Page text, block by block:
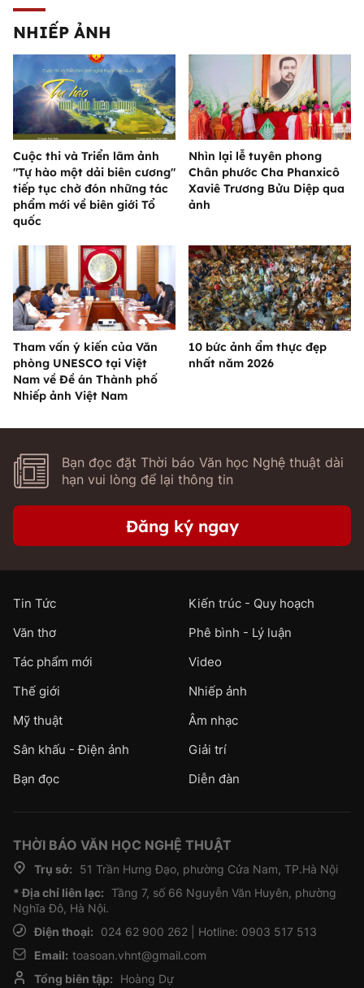
NHIẾP ẢNH
Cuộc thi và Triển lãm ảnh
"Tự hào một dải biên cương"
tiếp tục chờ đón những tác
phẩm mới về biên giới Tổ
quốc
Nhìn lại lễ tuyên phong
Chân phước Cha Phanxicô
Xaviê Trương Bửu Diệp qua
ảnh
Tham vấn ý kiến của Văn
phòng UNESCO tại Việt
Nam về Đề án Thành phố
Nhiếp ảnh Việt Nam
10 bức ảnh ẩm thực đẹp
nhất năm 2026
Bạn đọc đặt Thời báo Văn học Nghệ thuật dài
hạn vui lòng để lại thông tin
Đăng ký ngay
Tin Tức
Kiến trúc - Quy hoạch
Văn thơ
Phê bình - Lý luận
Tác phẩm mới
Video
Thế giới
Nhiếp ảnh
Mỹ thuật
Âm nhạc
Sân khấu - Điện ảnh
Giải trí
Bạn đọc
Diễn đàn
THỜI BÁO VĂN HỌC NGHỆ THUẬT
Trụ sở:
51 Trần Hưng Đạo, phường Cửa Nam, TP.Hà Nội
* Địa chỉ liên lạc: Tầng 7, số 66 Nguyễn Văn Huyên, phường
Nghĩa Đô, Hà Nội.
Điện thoại:
024 62 900 262 | Hotline: 0903 517 513
Email: toasoan.vhnt@gmail.com
Tổng biên tập:
Hoàng Dự